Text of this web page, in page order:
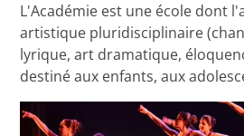
L'Académie est une école dont
artistique pluridisciplinaire
lyrique, art dramatique,
destiné aux enfants, aux